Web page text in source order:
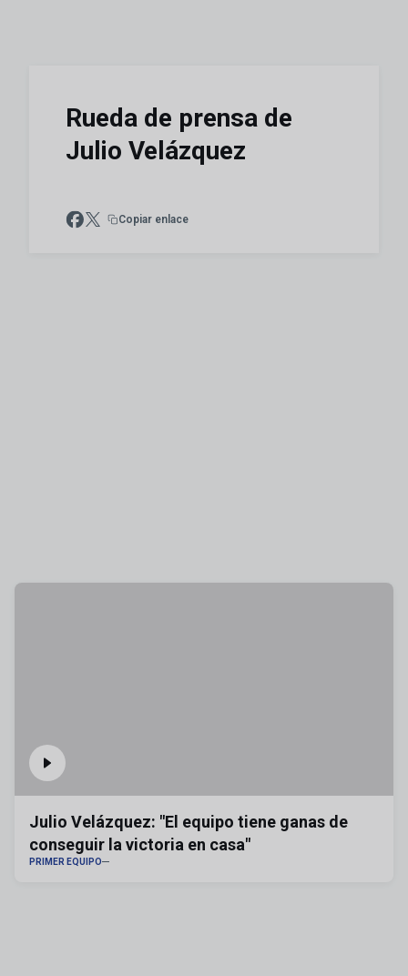
Rueda de prensa de
Julio Velázquez
Copiar enlace
Julio Velázquez: "El equipo tiene ganas de
conseguir la victoria en casa"
PRIMER EQUIPO